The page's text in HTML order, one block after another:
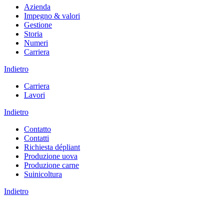
Azienda
Impegno & valori
Gestione
Storia
Numeri
Carriera
Indietro
Carriera
Lavori
Indietro
Contatto
Contatti
Richiesta dépliant
Produzione uova
Produzione carne
Suinicoltura
Indietro